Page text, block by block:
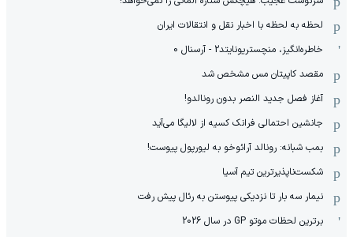
لحظه به لحظه با اخبار نقل و انتقالات ایران
خاطره‌انگیز، منچستریونایتد2 - آرسنال 0
مقصد کاپیتان مس مشخص شد
آغاز فصل جدید النصر بدون رونالدو!
جانشین احتمالی فرانک کسیه از لالیگا می‌آید
بمب شبانه: رونالد آرائوخو به لیورپول پیوست!
شکست‌ناپذیرترین تیم آسیا
نیمار سه بار تا نزدیکی پیوستن به رئال پیش رفت
برترین لحظات موتو GP در سال 2026